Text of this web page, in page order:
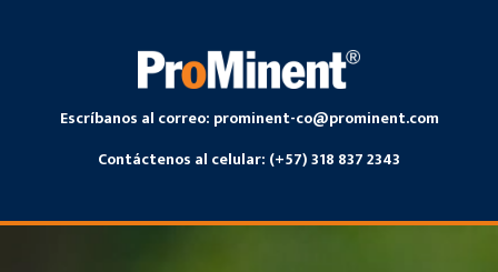
Escríbanos al correo: prominent-co@prominent.com
Contáctenos al celular: (+57) 318 837 2343